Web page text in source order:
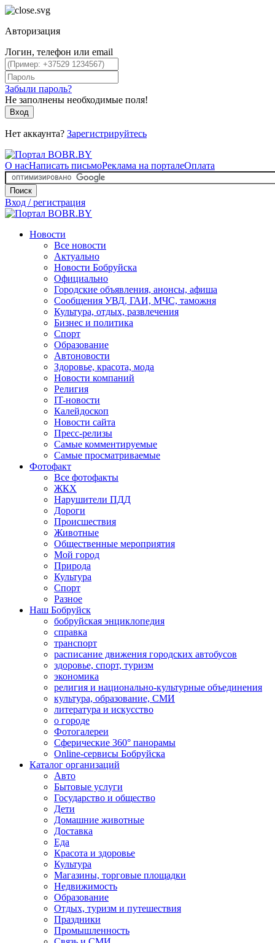
Авторизация
Логин, телефон или email
Забыли пароль?
Не заполнены необходимые поля!
Вход
Нет аккаунта? Зарегистрируйтесь
О насНаписать письмоРеклама на порталеОплата
Поиск
Вход / регистрация
Новости
Все новости
Актуально
Новости Бобруйска
Официально
Городские объявления, анонсы, афиша
Сообщения УВД, ГАИ, МЧС, таможня
Культура, отдых, развлечения
Бизнес и политика
Спорт
Образование
Автоновости
Здоровье, красота, мода
Новости компаний
Религия
IT-новости
Калейдоскоп
Новости сайта
Пресс-релизы
Самые комментируемые
Самые просматриваемые
Фотофакт
Все фотофакты
ЖКХ
Нарушители ПДД
Дороги
Происшествия
Животные
Общественные мероприятия
Мой город
Природа
Культура
Спорт
Разное
Наш Бобруйск
бобруйская энциклопедия
справка
транспорт
расписание движения городских автобусов
здоровье, спорт, туризм
экономика
религия и национально-культурные объединения
культура, образование, СМИ
литература и искусство
о городе
Фотогалереи
Сферические 360° панорамы
Online-сервисы Бобруйска
Каталог организаций
Авто
Бытовые услуги
Государство и общество
Дети
Домашние животные
Доставка
Еда
Красота и здоровье
Культура
Магазины, торговые площадки
Недвижимость
Образование
Отдых, туризм и путешествия
Праздники
Промышленность